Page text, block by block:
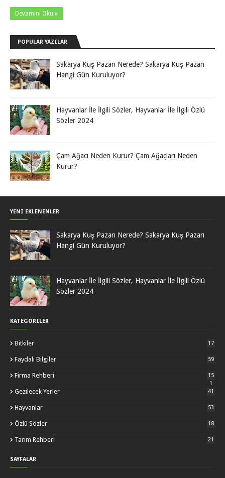
Devamını Oku »
POPULAR YAZILAR
Sakarya Kuş Pazarı Nerede? Sakarya Kuş Pazarı
Hangi Gün Kuruluyor?
Hayvanlar İle İlgili Sözler, Hayvanlar İle İlgili Özlü
Sözler 2024
Çam Ağacı Neden Kurur? Çam Ağaçları Neden
Kurur?
YENI EKLENENLER
Sakarya Kuş Pazarı Nerede? Sakarya Kuş Pazarı
Hangi Gün Kuruluyor?
Hayvanlar İle İlgili Sözler, Hayvanlar İle İlgili Özlü
Sözler 2024
KATEGORILER
Bitkiler 17
Faydalı Bilgiler 59
Firma Rehberi
15
1
Gezilecek Yerler 41
Hayvanlar 53
Özlü Sözler 18
Tarım Rehberi 21
SAYFALAR